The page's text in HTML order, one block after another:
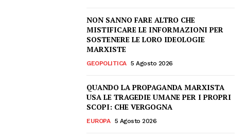
NON SANNO FARE ALTRO CHE
MISTIFICARE LE INFORMAZIONI PER
SOSTENERE LE LORO IDEOLOGIE
MARXISTE
GEOPOLITICA 5 Agosto 2026
QUANDO LA PROPAGANDA MARXISTA
USA LE TRAGEDIE UMANE PER I PROPRI
SCOPI: CHE VERGOGNA
EUROPA 5 Agosto 2026